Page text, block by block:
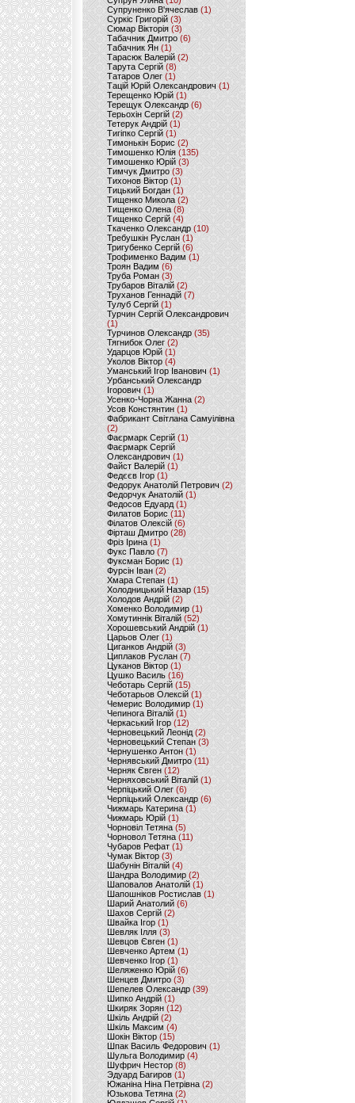
Супруненко В'ячеслав (1)
Суркіс Григорій (3)
Сюмар Вікторія (3)
Табачник Дмитро (6)
Табачник Ян(1)
Тарасюк Валерій (2)
Тарута Сергій (8)
Татаров Олег(1)
Тацій Юрій Олександрович(1)
Терещенко Юрій(1)
Терещук Олександр(6)
Терьохін Сергій (2)
Тетерук Андрій (1)
Тигіпко Сергій(1)
Тимонькін Борис (2)
Тимошенко Юлія (135)
Тимошенко Юрій(3)
Тимчук Дмитро (3)
Тихонов Віктор (1)
Тицький Богдан (1)
Тищенко Микола (2)
Тищенко Олена (8)
Тищенко Сергій (4)
Ткаченко Олександр (10)
Требушкін Руслан (1)
Тригубенко Сергій(6)
Трофименко Вадим (1)
Троян Вадим (6)
Труба Роман(3)
Трубаров Віталій (2)
Труханов Геннадій (7)
Тулуб Сергій(1)
Турчин Сергій Олександрович
(1)
Турчинов Олександр(35)
Тягнибок Олег (2)
Ударцов Юрій (1)
Уколов Віктор(4)
Уманський Ігор Іванович(1)
Урбанський Олександр
Ігорович (1)
Усенко-Чорна Жанна (2)
Усов Констянтин(1)
Фабрикант Світлана Самуілівна
(2)
Фаєрмарк Сергій(1)
Фаєрмарк Сергій
Олександрович (1)
Файст Валерій(1)
Федєєв Ігор (1)
Федорук Анатолій Петрович (2)
Федорчук Анатолій (1)
Федосов Едуард (1)
Филатов Борис (11)
Філатов Олексій (6)
Фірташ Дмитро (28)
Фріз Ірина (1)
Фукс Павло (7)
Фуксман Борис (1)
Фурсін Іван (2)
Хмара Степан(1)
Холодницький Назар(15)
Холодов Андрій (2)
Хоменко Володимир (1)
Хомутиннік Віталій (52)
Хорошевський Андрій (1)
Царьов Олег (1)
Циганков Андрій (3)
Циплаков Руслан(7)
Цуканов Віктор (1)
Цушко Василь (16)
Чеботарь Сергій (15)
Чеботарьов Олексій (1)
Чемерис Володимир (1)
Чепинога Віталій (1)
Черкаський Ігор (12)
Черновецький Леонід(2)
Черновецький Степан (3)
Чернушенко Антон (1)
Чернявський Дмитро(11)
Черняк Євген(12)
Черняховський Віталій (1)
Черпіцький Олег (6)
Черпіцький Олександр (6)
Чижмарь Катерина (1)
Чижмарь Юрій (1)
Чорновіл Тетяна (5)
Чорновол Тетяна (11)
Чубаров Рефат (1)
Чумак Віктор(3)
Шабунін Віталій (4)
Шандра Володимир (2)
Шаповалов Анатолій(1)
Шапошніков Ростислав(1)
Шарий Анатолий(6)
Шахов Сергій(2)
Швайка Ігор (1)
Шевляк Ілля (3)
Шевцов Євген (1)
Шевченко Артем(1)
Шевченко Ігор(1)
Шеляженко Юрій (6)
Шенцев Дмитро (3)
Шепелев Олександр (39)
Шипко Андрій(1)
Шкиряк Зорян(12)
Шкіль Андрій(2)
Шкіль Максим (4)
Шокін Віктор (15)
Шпак Василь Федорович (1)
Шульга Володимир (4)
Шуфрич Нестор(8)
Эдуард Багиров (1)
Южаніна Ніна Петрівна (2)
Юзькова Тетяна(2)